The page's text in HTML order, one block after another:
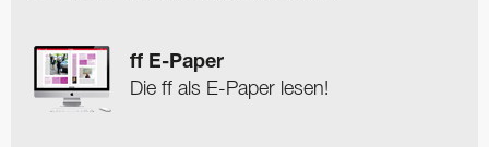
ff E-Paper
Die ff als E-Paper lesen!